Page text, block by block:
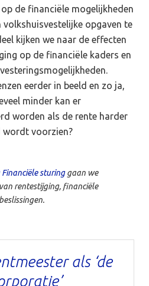
de financiële mogelijkheden
opgaven te
kijken we naar de effecten
op de financiële kaders en
eerder in beeld en zo ja,
minder kan er
worden als de rente harder
wordt voorzien?
sturinggaan we
rentestijging, financiële
als ‘de